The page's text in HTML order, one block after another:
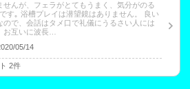
せんが、フェラがとてもうまく、気分がのる
す｡ 浴槽プレイは潜望鏡はありません。 良い
ので、会話はタメ口で礼儀にうるさい人には
お互いに波長…
05/14
2件